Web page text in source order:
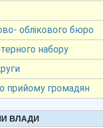
облікового бюро
набору
прийому громадян
ВЛАДИ